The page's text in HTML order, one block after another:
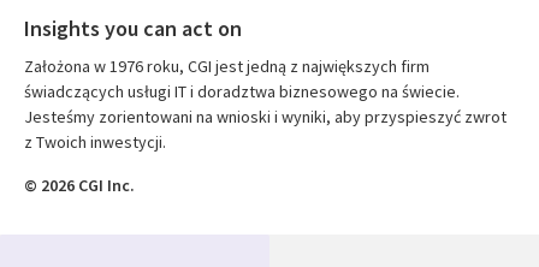
Insights you can act on
Założona w 1976 roku, CGI jest jedną z największych firm
świadczących usługi IT i doradztwa biznesowego na świecie.
Jesteśmy zorientowani na wnioski i wyniki, aby przyspieszyć zwrot
z Twoich inwestycji.
© 2026 CGI Inc.